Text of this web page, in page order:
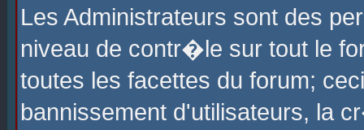
Les Administrateurs sont des
niveau de contr�le sur tout le
toutes les facettes du forum;
bannissement d'utilisateurs, la